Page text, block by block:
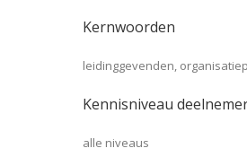
Kernwoorden
leidinggevenden,
Kennisniveau
alle niveaus